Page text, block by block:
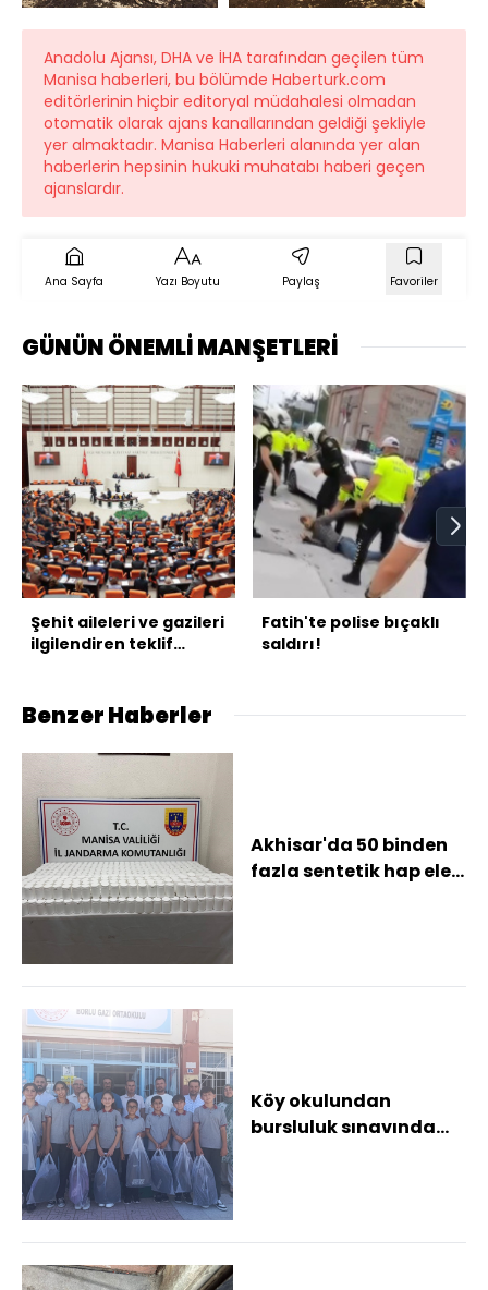
Anadolu Ajansı, DHA ve İHA tarafından geçilen tüm
Manisa haberleri, bu bölümde Haberturk.com
editörlerinin hiçbir editoryal müdahalesi olmadan
otomatik olarak ajans kanallarından geldiği şekliyle
yer almaktadır. Manisa Haberleri alanında yer alan
haberlerin hepsinin hukuki muhatabı haberi geçen
ajanslardır.
Ana Sayfa Yazı Boyutu Paylaş Favoriler
GÜNÜN ÖNEMLİ MANŞETLERİ
Şehit aileleri ve gazileri
ilgilendiren teklif
Fatih'te polise bıçaklı
saldırı!
Benzer Haberler
Akhisar'da 50 binden
fazla sentetik hap ele
Köy okulundan
bursluluk sınavında